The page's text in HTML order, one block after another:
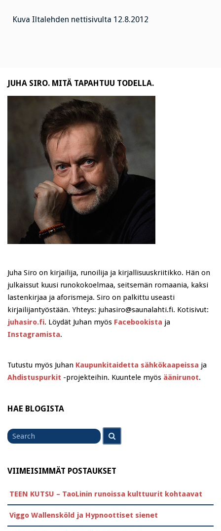
Kuva Iltalehden nettisivulta 12.8.2012
JUHA SIRO. MITÄ TAPAHTUU TODELLA.
Juha Siro on kirjailija, runoilija ja kirjallisuuskriitikko. Hän on
julkaissut kuusi runokokoelmaa, seitsemän romaania, kaksi
lastenkirjaa ja aforismeja. Siro on palkittu useasti
kirjailijantyöstään. Yhteys: juhasiro@saunalahti.fi. Kotisivut:
juhasiro.fi. Löydät Juhan myös Facebookista ja
Instagramista.
Tutustu myös Juhan Kaupunkitaidetta sähkökaapeissa ja
Ahdistuspurkit -projekteihin. Kuuntele myös äänirunot.
HAE BLOGISTA
Search
for
VIIMEISIMMÄT POSTAUKSET
TEEN KUTSU – TaoLinin runoissa kulttuurit kohtaavat
Viggo Wallensköld ja Hypnoottiset sienet